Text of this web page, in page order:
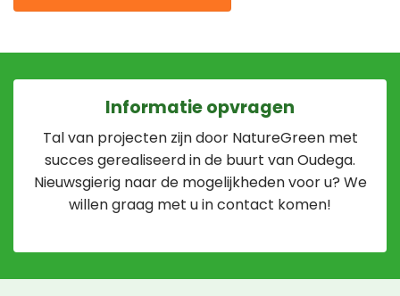
Informatie opvragen
Tal van projecten zijn door NatureGreen met
succes gerealiseerd in de buurt van Oudega.
Nieuwsgierig naar de mogelijkheden voor u? We
willen graag met u in contact komen!